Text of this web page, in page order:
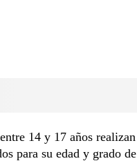
14 y 17 años
para su edad y grado